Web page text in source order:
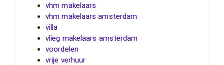
vhm makelaars
vhm makelaars amsterdam
villa
vlieg makelaars amsterdam
voordelen
vrije verhuur